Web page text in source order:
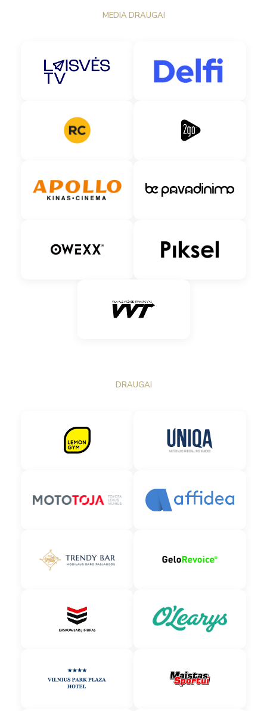
DRAUGAI
MEDIA DRAUGAI